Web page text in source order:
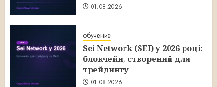
01.08.2026
обучение
Sei Network (SEI) у 2026 році:
блокчейн, створений для
трейдингу
01.08.2026